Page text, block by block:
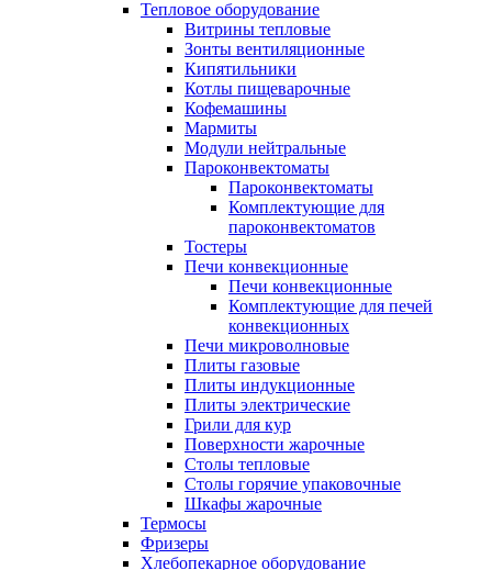
Тепловое оборудование
Витрины тепловые
Зонты вентиляционные
Кипятильники
Котлы пищеварочные
Кофемашины
Мармиты
Модули нейтральные
Пароконвектоматы
Пароконвектоматы
Комплектующие для
пароконвектоматов
Тостеры
Печи конвекционные
Печи конвекционные
Комплектующие для печей
конвекционных
Печи микроволновые
Плиты газовые
Плиты индукционные
Плиты электрические
Грили для кур
Поверхности жарочные
Столы тепловые
Столы горячие упаковочные
Шкафы жарочные
Термосы
Фризеры
Хлебопекарное оборудование